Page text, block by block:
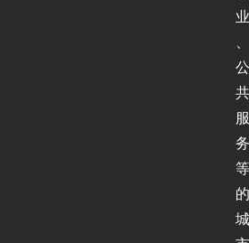
业
公
共
服
务
等
的
城